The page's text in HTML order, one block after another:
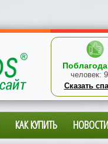
человек:
Сказать
КАК КУПИТЬ НОВОСТИ